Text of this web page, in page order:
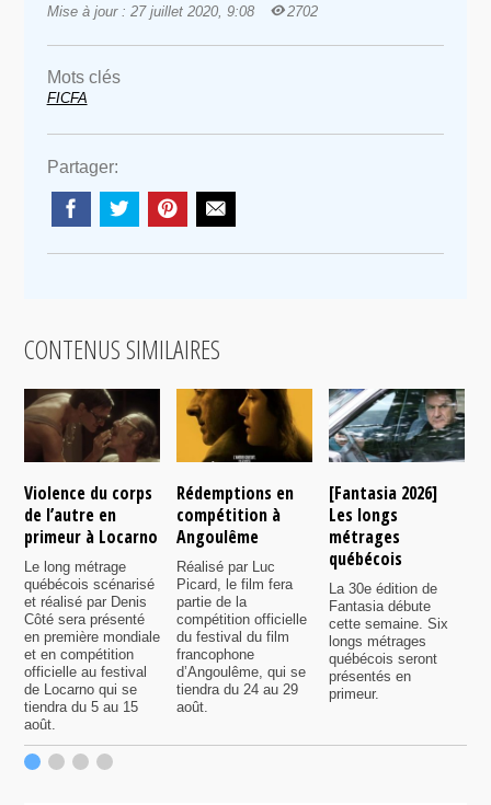
Mise à jour : 27 juillet 2020, 9:08
2702
Mots clés
FICFA
Partager:
CONTENUS SIMILAIRES
Violence du corps
de l’autre en
primeur à Locarno
Le long métrage
québécois scénarisé
et réalisé par Denis
Côté sera présenté
en première mondiale
et en compétition
officielle au festival
de Locarno qui se
tiendra du 5 au 15
août.
Rédemptions en
compétition à
Angoulême
Réalisé par Luc
Picard, le film fera
partie de la
compétition officielle
du festival du film
francophone
d’Angoulême, qui se
tiendra du 24 au 29
août.
[Fantasia 2026]
Les longs
métrages
québécois
La 30e édition de
Fantasia débute
cette semaine. Six
longs métrages
québécois seront
présentés en
primeur.